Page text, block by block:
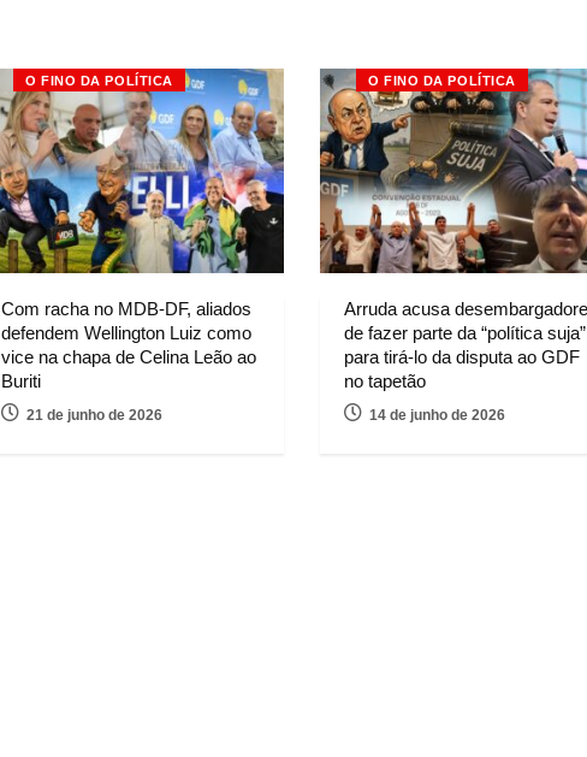
O FINO DA POLÍTICA
Com racha no MDB-DF, aliados
defendem Wellington Luiz como
vice na chapa de Celina Leão ao
Buriti
21 de junho de 2026
O FINO DA POLÍTICA
Arruda acusa
de fazer parte da “política suja”
para tirá-lo da disputa ao GDF
no tapetão
14 de junho de 2026